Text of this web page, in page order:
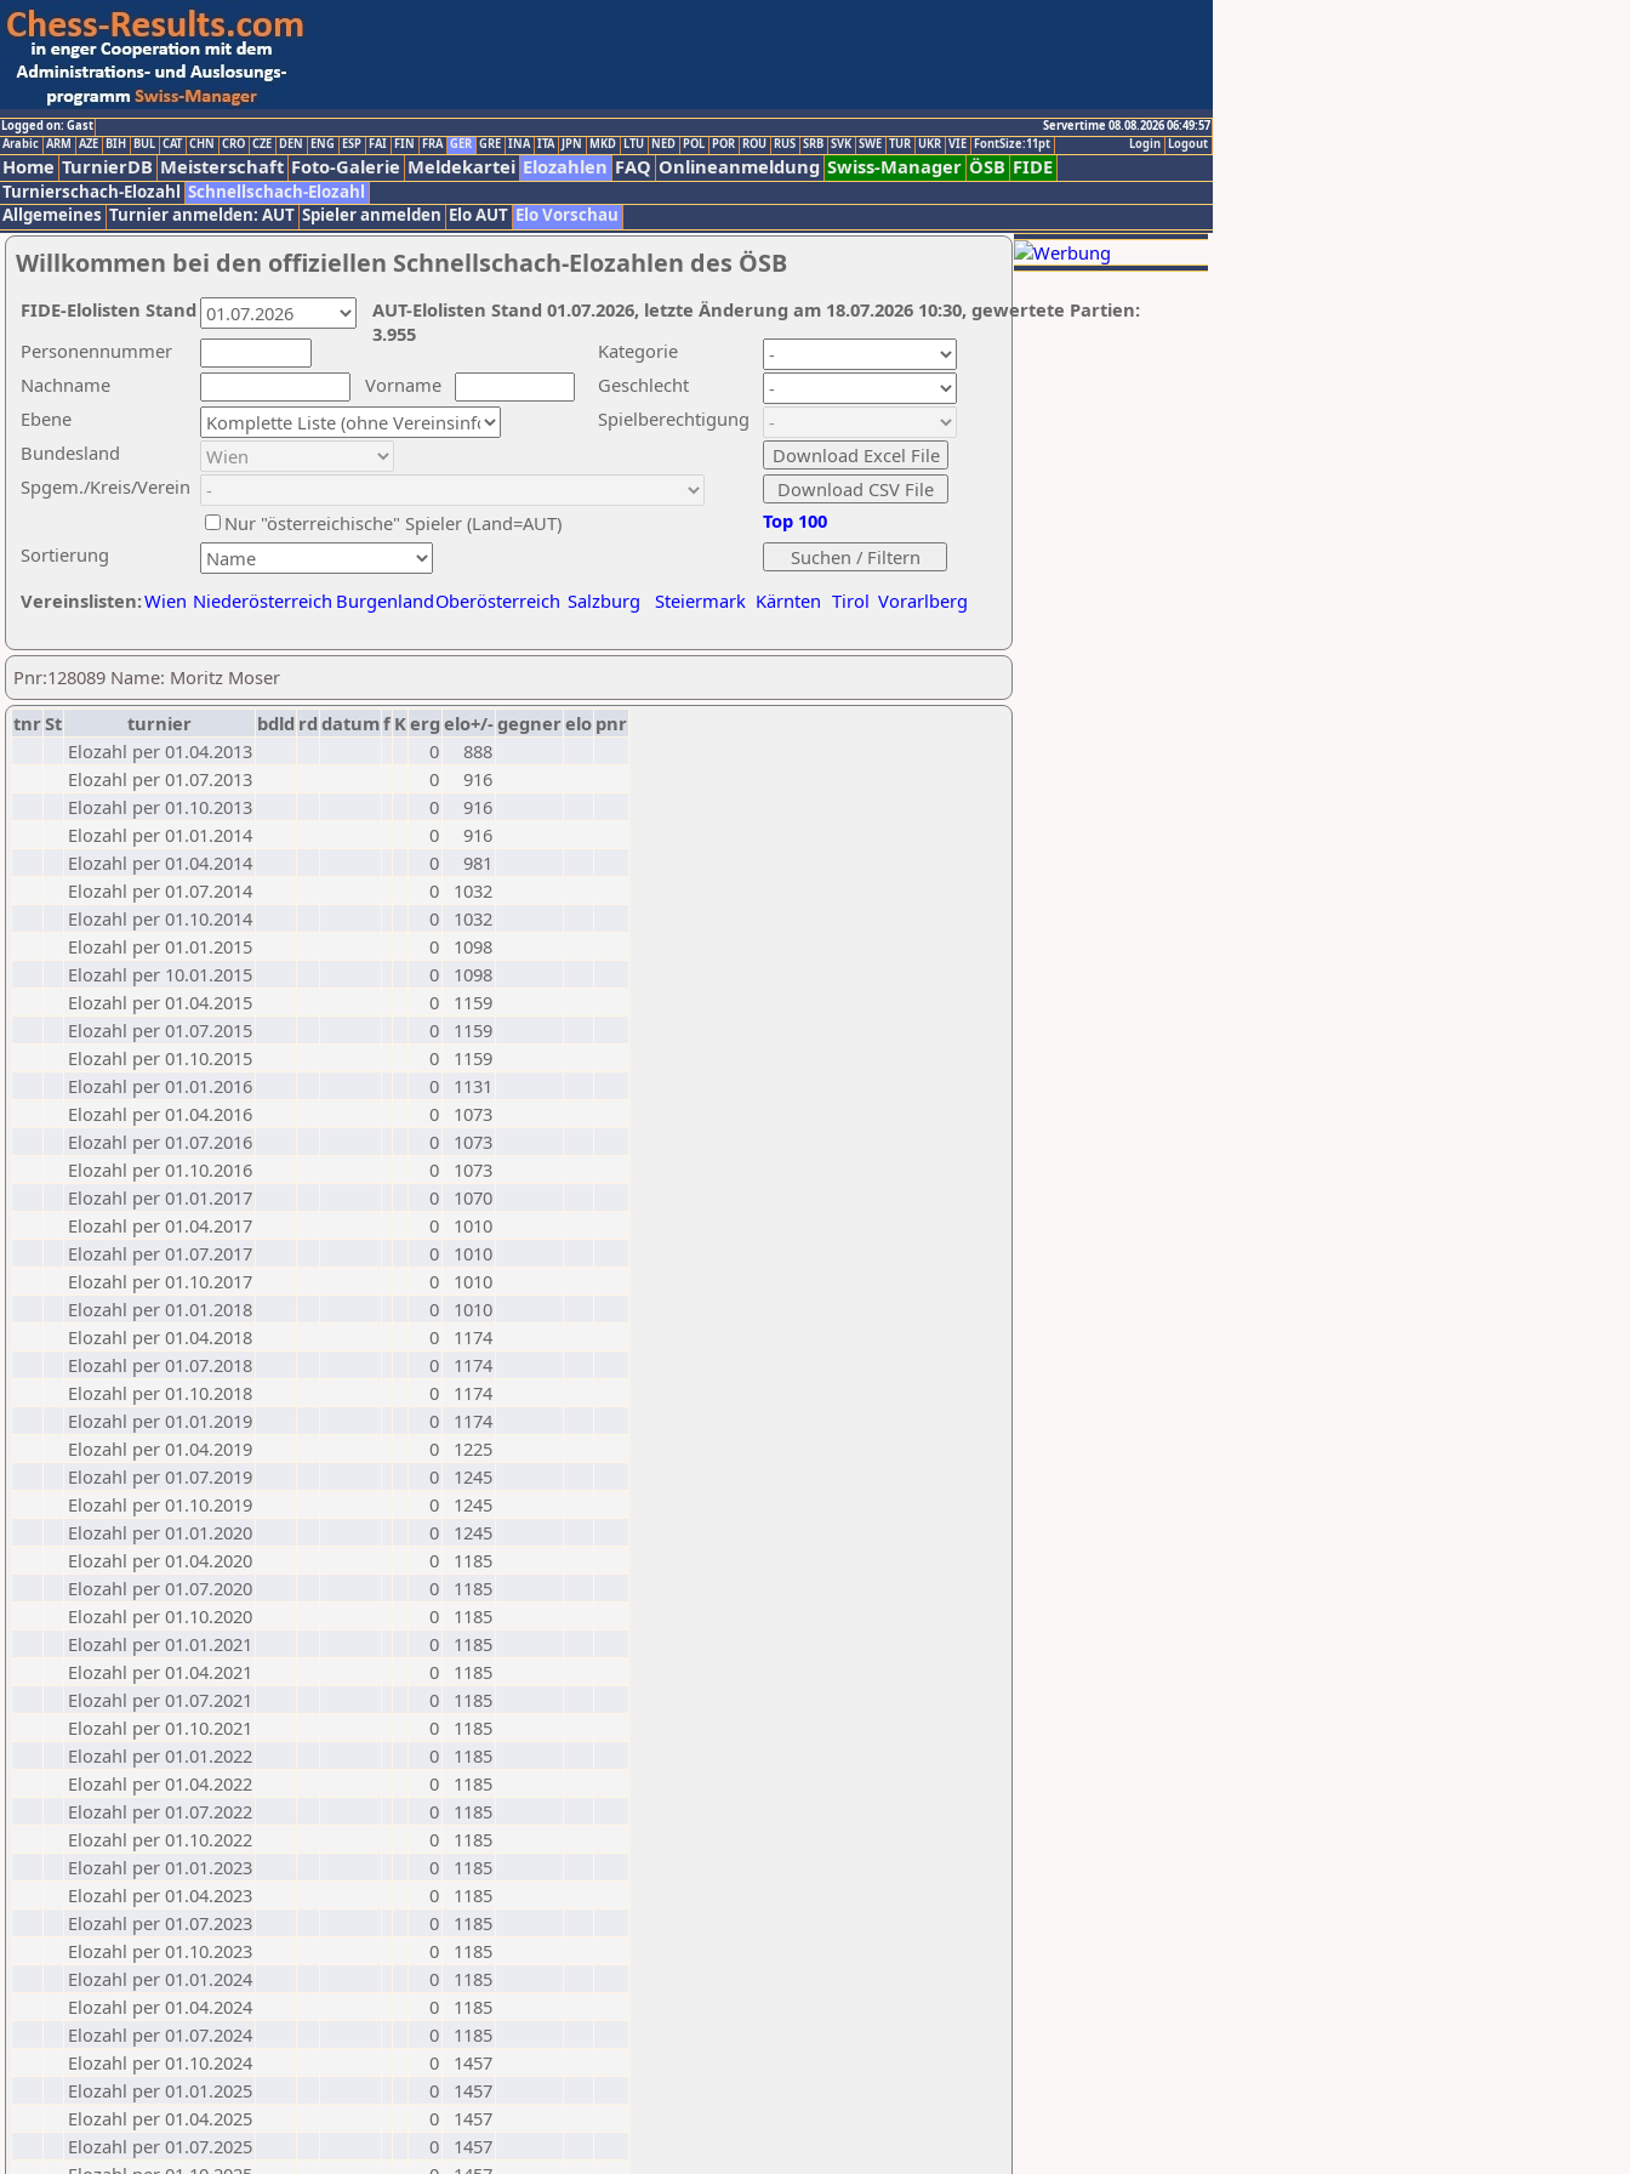
Logged on: Gast
Servertime 08.08.2026 06:49:57
Logout
Login
Arabic ARM AZE BIH BUL CAT CHN CRO CZE DEN ENG ESP FAI FIN FRA GER GRE INA ITA JPN MKD LTU NED POL POR ROU RUS SRB SVK SWE TUR UKR VIE FontSize:11pt
Home TurnierDB Meisterschaft Foto-Galerie Meldekartei Elozahlen FAQ Onlineanmeldung Swiss-Manager ÖSB FIDE
Turnierschach-Elozahl Schnellschach-Elozahl
Allgemeines Turnier anmelden: AUT Spieler anmelden Elo AUT Elo Vorschau
Willkommen bei den offiziellen Schnellschach-Elozahlen des ÖSB
Nachname
Vorname
Ebene
Kategorie
Sortierung
Personennummer
Bundesland
Spgem./Kreis/Verein
Geschlecht
Nur "österreichische" Spieler (Land=AUT)
Spielberechtigung
Vereinslisten:Wien Niederösterreich BurgenlandOberösterreich Salzburg Steiermark Kärnten Tirol Vorarlberg
Top 100
AUT-Elolisten Stand 01.07.2026, letzte Änderung am 18.07.2026 10:30, gewertete Partien:
3.955
FIDE-Elolisten Stand
Pnr:128089 Name: Moritz Moser
tnrSt turnier bdld rd datumf Kerg elo+/-gegnerelo pnr
Elozahl per 01.04.2013
0
888
Elozahl per 01.07.2013
0
916
Elozahl per 01.10.2013
0
916
Elozahl per 01.01.2014
0
916
Elozahl per 01.04.2014
0
981
Elozahl per 01.07.2014
0
1032
Elozahl per 01.10.2014
0
1032
Elozahl per 01.01.2015
0
1098
Elozahl per 10.01.2015
0
1098
Elozahl per 01.04.2015
0
1159
Elozahl per 01.07.2015
0
1159
Elozahl per 01.10.2015
0
1159
Elozahl per 01.01.2016
0
1131
Elozahl per 01.04.2016
0
1073
Elozahl per 01.07.2016
0
1073
Elozahl per 01.10.2016
0
1073
Elozahl per 01.01.2017
0
1070
Elozahl per 01.04.2017
0
1010
Elozahl per 01.07.2017
0
1010
Elozahl per 01.10.2017
0
1010
Elozahl per 01.01.2018
0
1010
Elozahl per 01.04.2018
0
1174
Elozahl per 01.07.2018
0
1174
Elozahl per 01.10.2018
0
1174
Elozahl per 01.01.2019
0
1174
Elozahl per 01.04.2019
0
1225
Elozahl per 01.07.2019
0
1245
Elozahl per 01.10.2019
0
1245
Elozahl per 01.01.2020
0
1245
Elozahl per 01.04.2020
0
1185
Elozahl per 01.07.2020
0
1185
Elozahl per 01.10.2020
0
1185
Elozahl per 01.01.2021
0
1185
Elozahl per 01.04.2021
0
1185
Elozahl per 01.07.2021
0
1185
Elozahl per 01.10.2021
0
1185
Elozahl per 01.01.2022
0
1185
Elozahl per 01.04.2022
0
1185
Elozahl per 01.07.2022
0
1185
Elozahl per 01.10.2022
0
1185
Elozahl per 01.01.2023
0
1185
Elozahl per 01.04.2023
0
1185
Elozahl per 01.07.2023
0
1185
Elozahl per 01.10.2023
0
1185
Elozahl per 01.01.2024
0
1185
Elozahl per 01.04.2024
0
1185
Elozahl per 01.07.2024
0
1185
Elozahl per 01.10.2024
0
1457
Elozahl per 01.01.2025
0
1457
Elozahl per 01.04.2025
0
1457
Elozahl per 01.07.2025
0
1457